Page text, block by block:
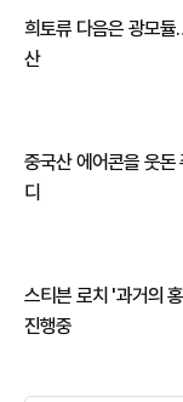
희토류 다음은 광모
산
중국산 에어콘을 웃돈
디
스티븐 로치 '과거의
진행중